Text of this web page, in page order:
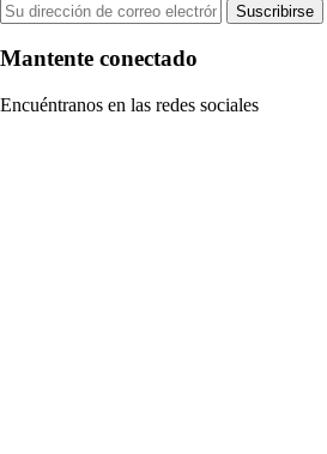
Suscribirse
Mantente conectado
Encuéntranos en las redes sociales